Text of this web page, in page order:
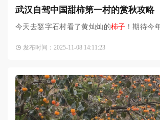
武汉自驾中国甜柿第一村的赏秋攻略
今天去錾字石村看了黄灿灿的柿子 ！期待今
第一村”！黄冈市·罗
发布时间：2025-11-08 14:11:23